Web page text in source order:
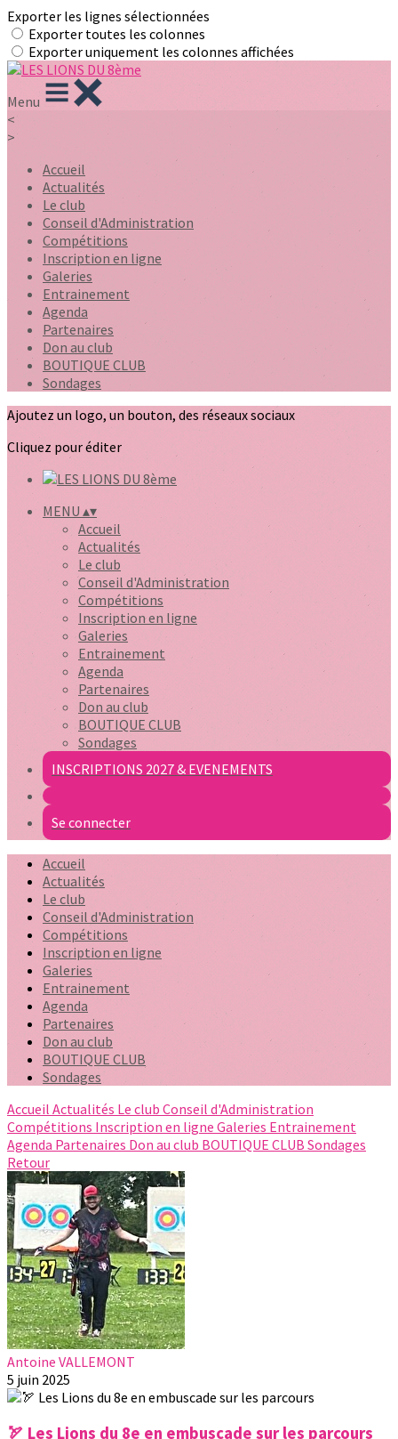
Exporter les lignes sélectionnées
Exporter toutes les colonnes
Exporter uniquement les colonnes affichées
Menu
<
>
Accueil
Actualités
Le club
Conseil d'Administration
Compétitions
Inscription en ligne
Galeries
Entrainement
Agenda
Partenaires
Don au club
BOUTIQUE CLUB
Sondages
Ajoutez un logo, un bouton, des réseaux sociaux
Cliquez pour éditer
MENU▴▾
Accueil
Actualités
Le club
Conseil d'Administration
Compétitions
Inscription en ligne
Galeries
Entrainement
Agenda
Partenaires
Don au club
BOUTIQUE CLUB
Sondages
INSCRIPTIONS 2027 & EVENEMENTS
Se connecter
Accueil
Actualités
Le club
Conseil d'Administration
Compétitions
Inscription en ligne
Galeries
Entrainement
Agenda
Partenaires
Don au club
BOUTIQUE CLUB
Sondages
Accueil Actualités Le club Conseil d'Administration
Compétitions Inscription en ligne Galeries Entrainement
Agenda Partenaires Don au club BOUTIQUE CLUB Sondages
Retour
Antoine VALLEMONT
5 juin 2025
🏹 Les Lions du 8e en embuscade sur les parcours